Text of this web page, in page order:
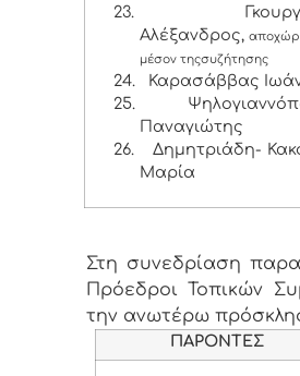
23.
Αλέξανδρος,
μέσον τηςσυζήτησης
24.
Καρασάββας
25.
Παναγιώτης
26.
Δημητριάδη-
Μαρία
Στη συνεδρίαση
Πρόεδροι Τοπικών
την ανωτέρω
ΠΑΡΟΝΤΕΣ